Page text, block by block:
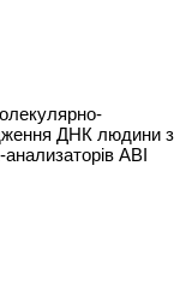
ДНК людини з
АВI